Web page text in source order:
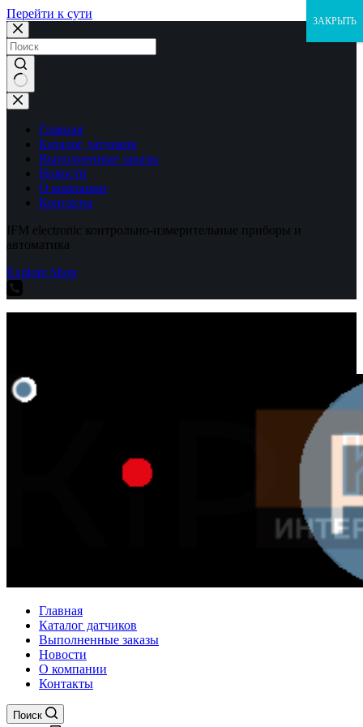
Перейти к сути
Ничего
не
найденоГлавная
Каталог датчиков
Выполненные заказы
Новости
О компании
Контакты
IFM electronic контрольно-измерительные приборы и
автоматика
Explore Shop
Главная
Каталог датчиков
Выполненные заказы
Новости
О компании
Контакты
Поиск
ЗАКРЫТЬ